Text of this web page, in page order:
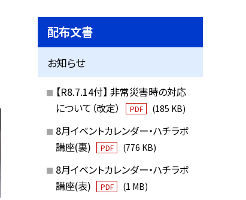
配布文書
お知らせ
【R8.7.14付】 非常災害時の対応
について（改定）
PDF (185 KB)
8月イベントカレンダー・ハチラボ
講座(裏)
PDF (776 KB)
8月イベントカレンダー・ハチラボ
講座(表)
PDF (1 MB)